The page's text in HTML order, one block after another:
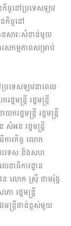
ចនៅប្រទេសឡាវ
កិច្ចនៅ
នសារៈសំខាន់មួយ
សកម្ម​ភាព​​​សម្រាប់​
រទេសឡាវនាពេល
មន្ត្រី រដ្ឋមន្ត្រី
ដ្ឋមន្ត្រី រដ្ឋមន្ត្រី
អន រដ្ឋមន្ត្រី
ារកិច្ច លោក
បរទេស និងសហ
ខាធិការដ្ឋាន
ន លោក ស្រ៊ី ថាមរ៉ុង្គ
រដ្ឋមន្ត្រី
ន្ត្រីជាន់​ខ្ពស់​មួយ​